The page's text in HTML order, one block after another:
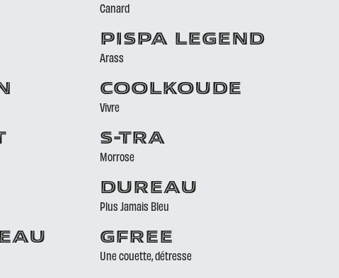
Canard
PISPA LEGEND
Arass
COOLKOUDE
Vivre
S-TRA
Morrose
DUREAU
Plus Jamais Bleu
GFREE
Une couette, détresse